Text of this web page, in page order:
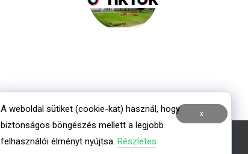
x
A weboldal sütiket (cookie-kat) használ, hogy
biztonságos böngészés mellett a legjobb
felhasználói élményt nyújtsa. Részletes